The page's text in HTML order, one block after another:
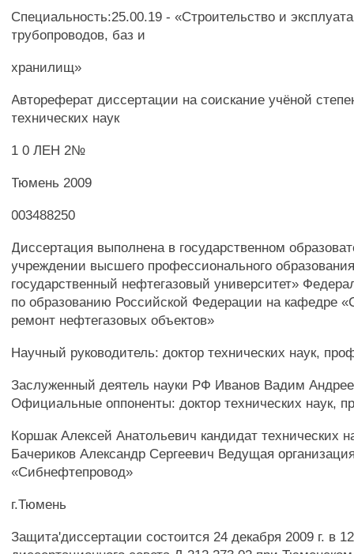
Специальность:25.00.19 - «Строительство и
трубопроводов, баз и
хранилищ»
Автореферат диссертации на соискание учёной
технических наук
1 0 ЛЕН 2№
Тюмень 2009
003488250
Диссертация выполнена в государственном
учреждении высшего профессионального
государственный нефтегазовый университет»
по образованию Российской Федерации на кафедре
ремонт нефтегазовых объектов»
Научный руководитель: доктор технических наук,
Заслуженный деятель науки РФ Иванов Вадим
Официальные оппоненты: доктор технических наук,
Коршак Алексей Анатольевич кандидат технических
Бачериков Александр Сергеевич Ведущая
«Сибнефтепровод»
г.Тюмень
Защита'диссертации состоится 24 декабря 2009 г. в